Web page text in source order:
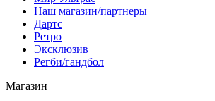
Наш магазин/партнеры
Дартс
Ретро
Эксклюзив
Регби/гандбол
Магазин